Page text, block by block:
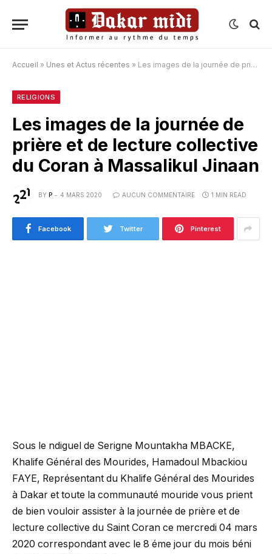
Accueil » Unes et Actus récentes » Les images de la journée de prière et de lecture collective du Coran à Massalikul Jinaan
RELIGIONS
Les images de la journée de
prière et de lecture collective
du Coran à Massalikul Jinaan
BY P 4 MARS 2020 AUCUN COMMENTAIRE 1 MIN READ
Facebook Twitter Pinterest
Sous le ndiguel de Serigne Mountakha MBACKE,
Khalife Général des Mourides, Hamadoul Mbackiou
FAYE, Représentant du Khalife Général des Mourides
à Dakar et toute la communauté mouride vous prient
de bien vouloir assister à la journée de prière et de
lecture collective du Saint Coran ce mercredi 04 mars
2020 correspondant avec le 8 éme jour du mois béni